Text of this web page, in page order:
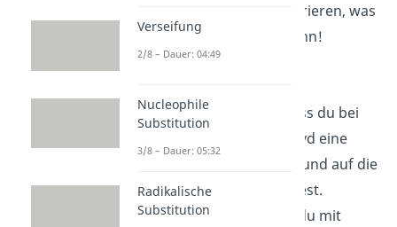
Netzhautproteine denaturieren, was
zur Erblindung führen kann!
Deshalb ist es wichtig, dass du bei
der Arbeit mit Formaldehyd eine
Schutzausrüstung trägst und auf die
richtigeEntsorgung
achtest.
Kleinere Mengen kannst du mit
Verseifung
2/8 – Dauer: 04:49
Nucleophile
Substitution
3/8 – Dauer: 05:32
Radikalische
Substitution